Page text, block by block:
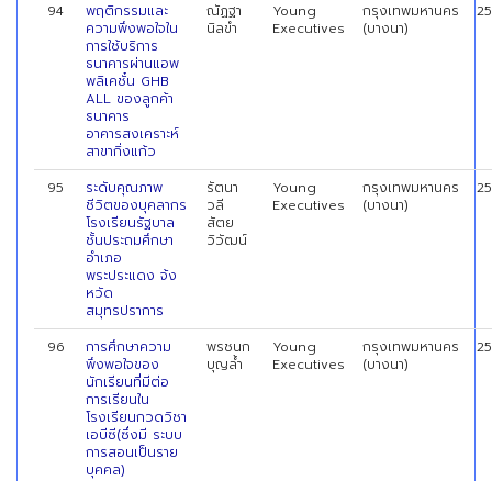
94
พฤติกรรมและ
ความพึงพอใจใน
การใช้บริการ
ธนาคารผ่านแอพ
พลิเคชั๋น GHB
ALL ของลูกค้า
ธนาคาร
อาคารสงเคราะห์
สาขากิ่งแก้ว
ณัฏฐา
นิลขำ
Young
Executives
กรุงเทพมหานคร
(บางนา)
95
ระดับคุณภาพ
ชีวิตของบุคลากร
โรงเรียนรัฐบาล
ชั้นประถมศึกษา
อำเภอ
พระประแดง จ้ง
หวัด
สมุทรปราการ
รัตนา
วลี
สัตย
วิวัฒน์
Young
Executives
กรุงเทพมหานคร
(บางนา)
96
การศึกษาความ
พึงพอใจของ
นักเรียนที่มีต่อ
การเรียนใน
โรงเรียนกวดวิชา
เอบีซี(ซึ่งมี ระบบ
การสอนเป็นราย
บุคคล)
พรชนก
บุญล้ำ
Young
Executives
กรุงเทพมหานคร
(บางนา)